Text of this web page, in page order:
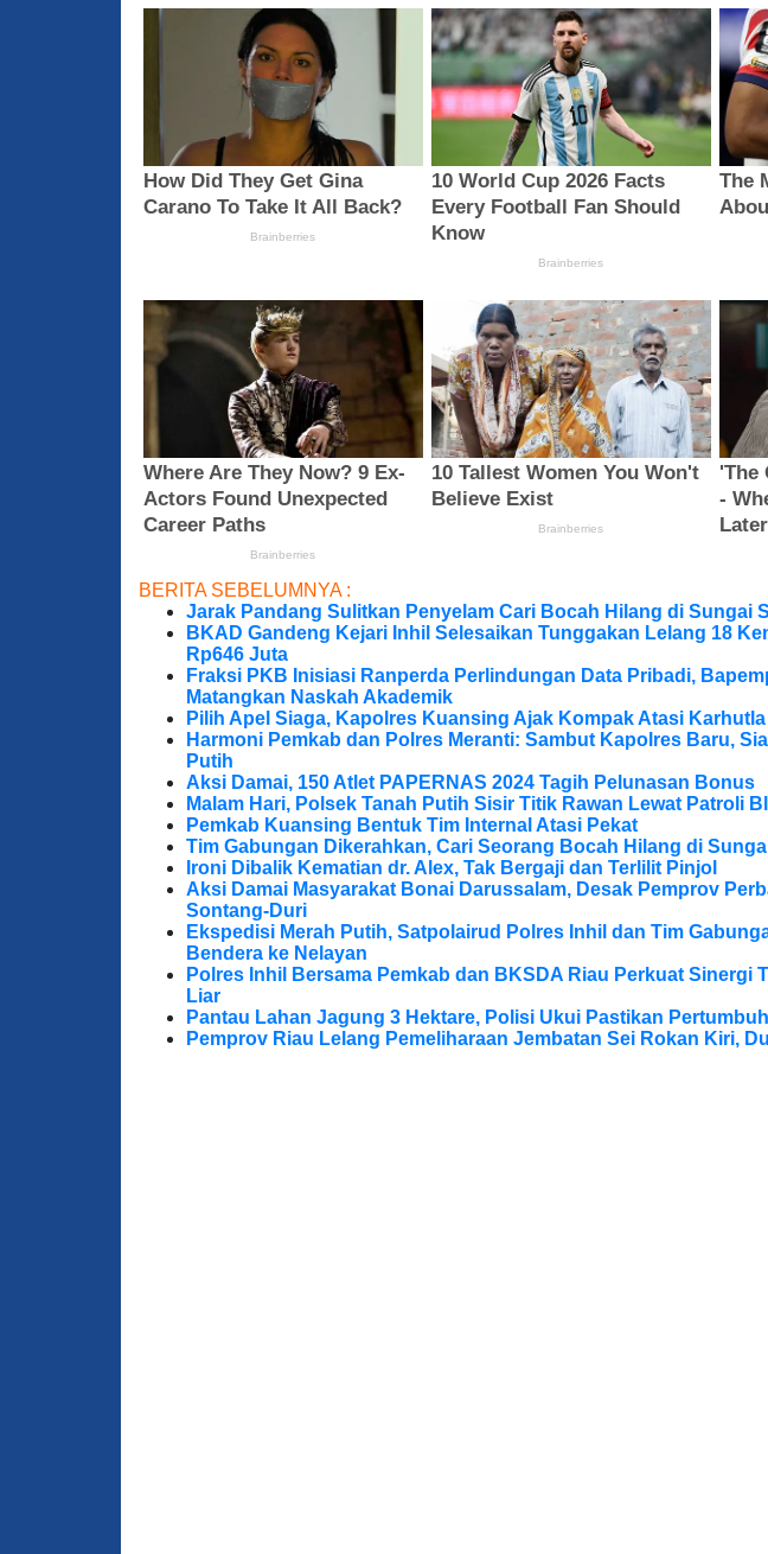
BERITA SEBELUMNYA :
Jarak Pandang Sulitkan Penyelam Cari Bocah Hilang di Sungai
BKAD Gandeng Kejari Inhil Selesaikan Tunggakan Lelang 18
Rp646 Juta
Fraksi PKB Inisiasi Ranperda Perlindungan Data Pribadi,
Matangkan Naskah Akademik
Pilih Apel Siaga, Kapolres Kuansing Ajak Kompak Atasi Karhutla
Harmoni Pemkab dan Polres Meranti: Sambut Kapolres Baru,
Putih
Aksi Damai, 150 Atlet PAPERNAS 2024 Tagih Pelunasan Bonus
Malam Hari, Polsek Tanah Putih Sisir Titik Rawan Lewat Patroli
Pemkab Kuansing Bentuk Tim Internal Atasi Pekat
Tim Gabungan Dikerahkan, Cari Seorang Bocah Hilang di
Ironi Dibalik Kematian dr. Alex, Tak Bergaji dan Terlilit Pinjol
Aksi Damai Masyarakat Bonai Darussalam, Desak Pemprov
Sontang-Duri
Ekspedisi Merah Putih, Satpolairud Polres Inhil dan Tim
Bendera ke Nelayan
Polres Inhil Bersama Pemkab dan BKSDA Riau Perkuat Sinergi
Liar
Pantau Lahan Jagung 3 Hektare, Polisi Ukui Pastikan
Pemprov Riau Lelang Pemeliharaan Jembatan Sei Rokan Kiri,